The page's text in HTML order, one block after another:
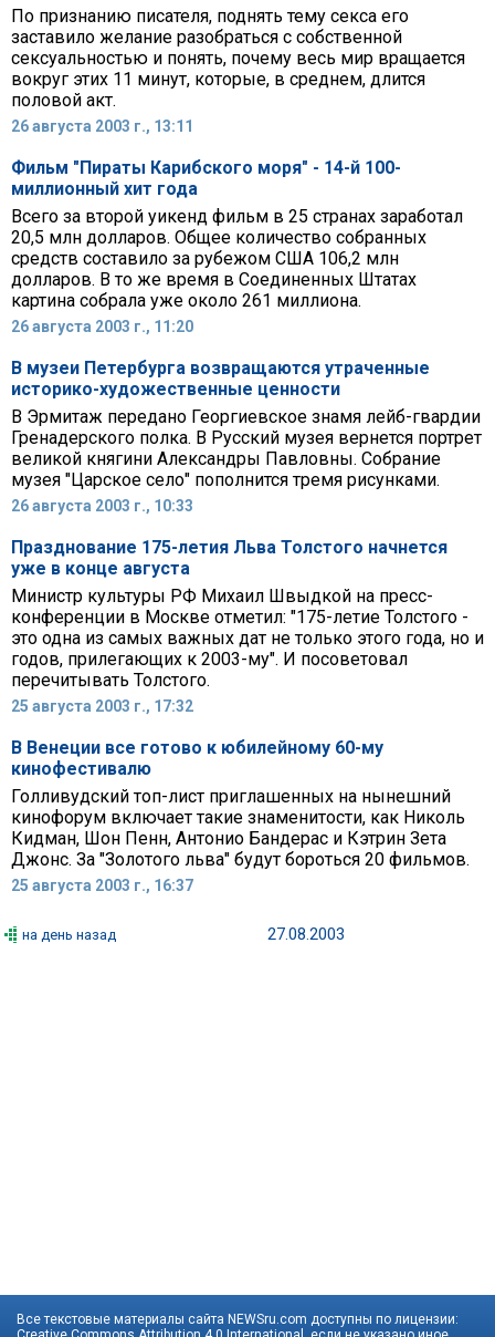
По признанию писателя, поднять тему секса его
заставило желание разобраться с собственной
сексуальностью и понять, почему весь мир вращается
вокруг этих 11 минут, которые, в среднем, длится
половой акт.
26 августа 2003 г., 13:11
Фильм "Пираты Карибского моря" - 14-й 100-
миллионный хит года
Всего за второй уикенд фильм в 25 странах заработал
20,5 млн долларов. Общее количество собранных
средств составило за рубежом США 106,2 млн
долларов. В то же время в Соединенных Штатах
картина собрала уже около 261 миллиона.
26 августа 2003 г., 11:20
В музеи Петербурга возвращаются утраченные
историко-художественные ценности
В Эрмитаж передано Георгиевское знамя лейб-гвардии
Гренадерского полка. В Русский музея вернется портрет
великой княгини Александры Павловны. Собрание
музея "Царское село" пополнится тремя рисунками.
26 августа 2003 г., 10:33
Празднование 175-летия Льва Толстого начнется
уже в конце августа
Министр культуры РФ Михаил Швыдкой на пресс-
конференции в Москве отметил: "175-летие Толстого -
это одна из самых важных дат не только этого года, но и
годов, прилегающих к 2003-му". И посоветовал
перечитывать Толстого.
25 августа 2003 г., 17:32
В Венеции все готово к юбилейному 60-му
кинофестивалю
Голливудский топ-лист приглашенных на нынешний
кинофорум включает такие знаменитости, как Николь
Кидман, Шон Пенн, Антонио Бандерас и Кэтрин Зета
Джонс. За "Золотого льва" будут бороться 20 фильмов.
25 августа 2003 г., 16:37
на день назад 27.08.2003
Все текстовые материалы сайта NEWSru.com доступны по лицензии: